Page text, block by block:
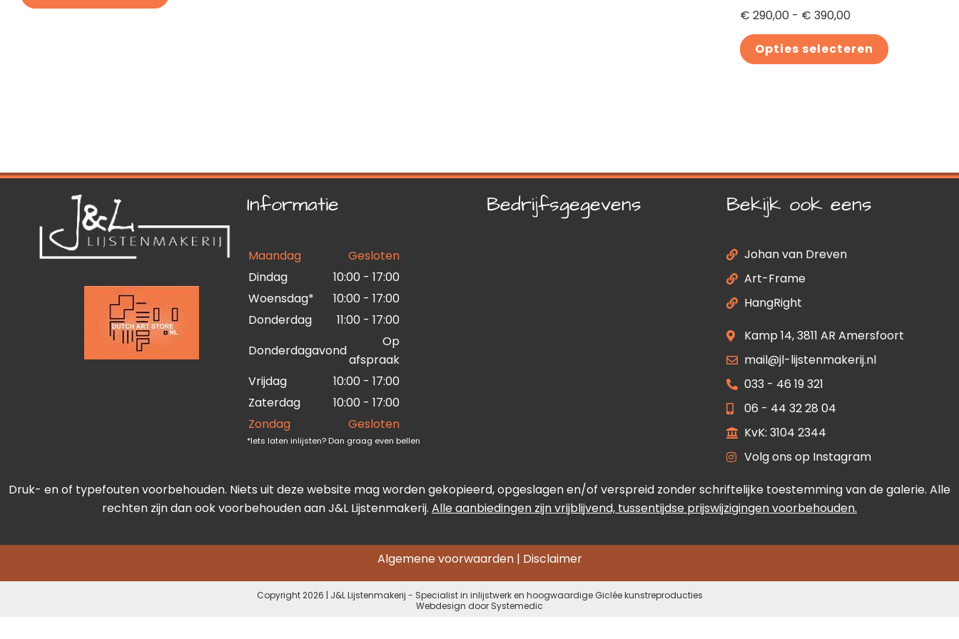
€ 290,00 - € 390,00
Opties selecteren
Informatie
Maandag
Gesloten
Dindag
10:00 - 17:00
Woensdag*
10:00 - 17:00
Donderdag
11:00 - 17:00
Donderdagavond
Op
afspraak
Vrijdag
10:00 - 17:00
Zaterdag
10:00 - 17:00
Zondag
Gesloten
*Iets laten inlijsten? Dan graag even bellen
Bedrijfsgegevens Bekijk ook eens
Johan van Dreven
Art-Frame
HangRight
Kamp 14, 3811 AR Amersfoort
mail@jl-lijstenmakerij.nl
033 - 46 19 321
06 - 44 32 28 04
KvK: 3104 2344
Volg ons op Instagram
Druk- en of typefouten voorbehouden. Niets uit deze website mag worden gekopieerd, opgeslagen en/of verspreid zonder schriftelijke toestemming van de galerie. Alle
rechten zijn dan ook voorbehouden aan J&L Lijstenmakerij. Alle aanbiedingen zijn vrijblijvend, tussentijdse prijswijzigingen voorbehouden.
Algemene voorwaarden| Disclaimer
Copyright 2026 | J&L Lijstenmakerij - Specialist in inlijstwerk en hoogwaardige Giclée kunstreproducties
Webdesign door Systemedic